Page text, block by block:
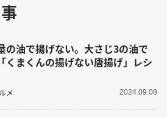
の油で揚げない。大さじ3の油で
くまくんの揚げない唐揚げ」レシ
メ 2024.09.08